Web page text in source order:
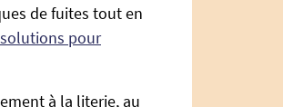
de fuites tout en
solutions pour
à la literie, au